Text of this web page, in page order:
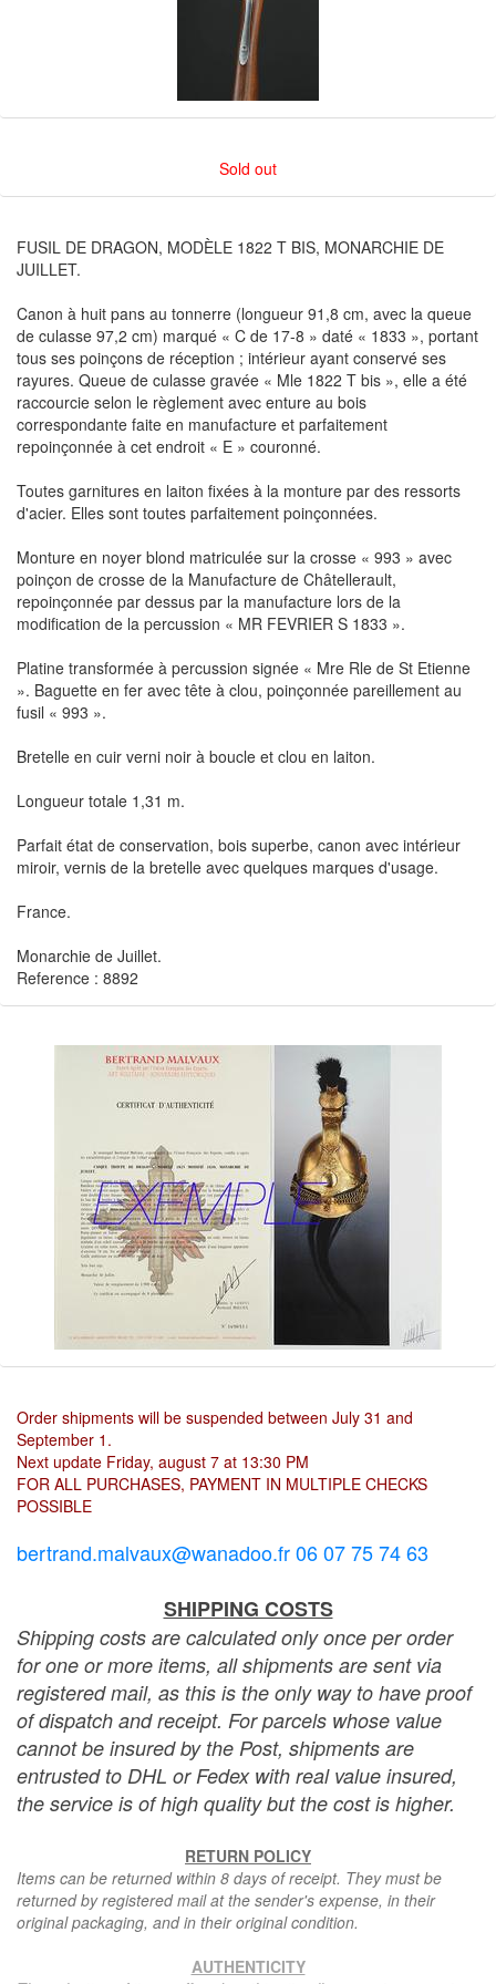
Sold out
FUSIL DE DRAGON, MODÈLE 1822 T BIS, MONARCHIE DE
JUILLET.
Canon à huit pans au tonnerre (longueur 91,8 cm, avec la queue
de culasse 97,2 cm) marqué « C de 17-8 » daté « 1833 », portant
tous ses poinçons de réception ; intérieur ayant conservé ses
rayures. Queue de culasse gravée « Mle 1822 T bis », elle a été
raccourcie selon le règlement avec enture au bois
correspondante faite en manufacture et parfaitement
repoinçonnée à cet endroit « E » couronné.
Toutes garnitures en laiton fixées à la monture par des ressorts
d'acier. Elles sont toutes parfaitement poinçonnées.
Monture en noyer blond matriculée sur la crosse « 993 » avec
poinçon de crosse de la Manufacture de Châtellerault,
repoinçonnée par dessus par la manufacture lors de la
modification de la percussion « MR FEVRIER S 1833 ».
Platine transformée à percussion signée « Mre Rle de St Etienne
». Baguette en fer avec tête à clou, poinçonnée pareillement au
fusil « 993 ».
Bretelle en cuir verni noir à boucle et clou en laiton.
Longueur totale 1,31 m.
Parfait état de conservation, bois superbe, canon avec intérieur
miroir, vernis de la bretelle avec quelques marques d'usage.
France.
Monarchie de Juillet.
Reference : 8892
Order shipments will be suspended between July 31 and
September 1.
Next update Friday, august 7 at 13:30 PM
FOR ALL PURCHASES, PAYMENT IN MULTIPLE CHECKS
POSSIBLE
bertrand.malvaux@wanadoo.fr 06 07 75 74 63
SHIPPING COSTS
Shipping costs are calculated only once per order
for one or more items, all shipments are sent via
registered mail, as this is the only way to have proof
of dispatch and receipt. For parcels whose value
cannot be insured by the Post, shipments are
entrusted to DHL or Fedex with real value insured,
the service is of high quality but the cost is higher.
RETURN POLICY
Items can be returned within 8 days of receipt. They must be
returned by registered mail at the sender's expense, in their
original packaging, and in their original condition.
AUTHENTICITY